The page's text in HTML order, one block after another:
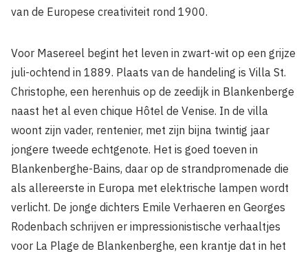
van de Europese creativiteit rond 1900.
Voor Masereel begint het leven in zwart-wit op een grijze
juli-ochtend in 1889. Plaats van de handeling is Villa St.
Christophe, een herenhuis op de zeedijk in Blankenberge
naast het al even chique Hôtel de Venise. In de villa
woont zijn vader, rentenier, met zijn bijna twintig jaar
jongere tweede echtgenote. Het is goed toeven in
Blankenberghe-Bains, daar op de strandpromenade die
als allereerste in Europa met elektrische lampen wordt
verlicht. De jonge dichters Emile Verhaeren en Georges
Rodenbach schrijven er impressionistische verhaaltjes
voor La Plage de Blankenberghe, een krantje dat in het